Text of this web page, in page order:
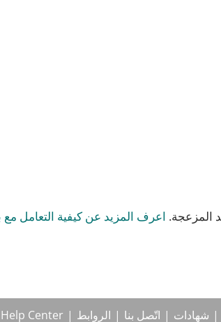
المزعجة. اعرف المزيد عن كيفية التعامل مع
شهادات اتّصل بنا الروابط Help Center